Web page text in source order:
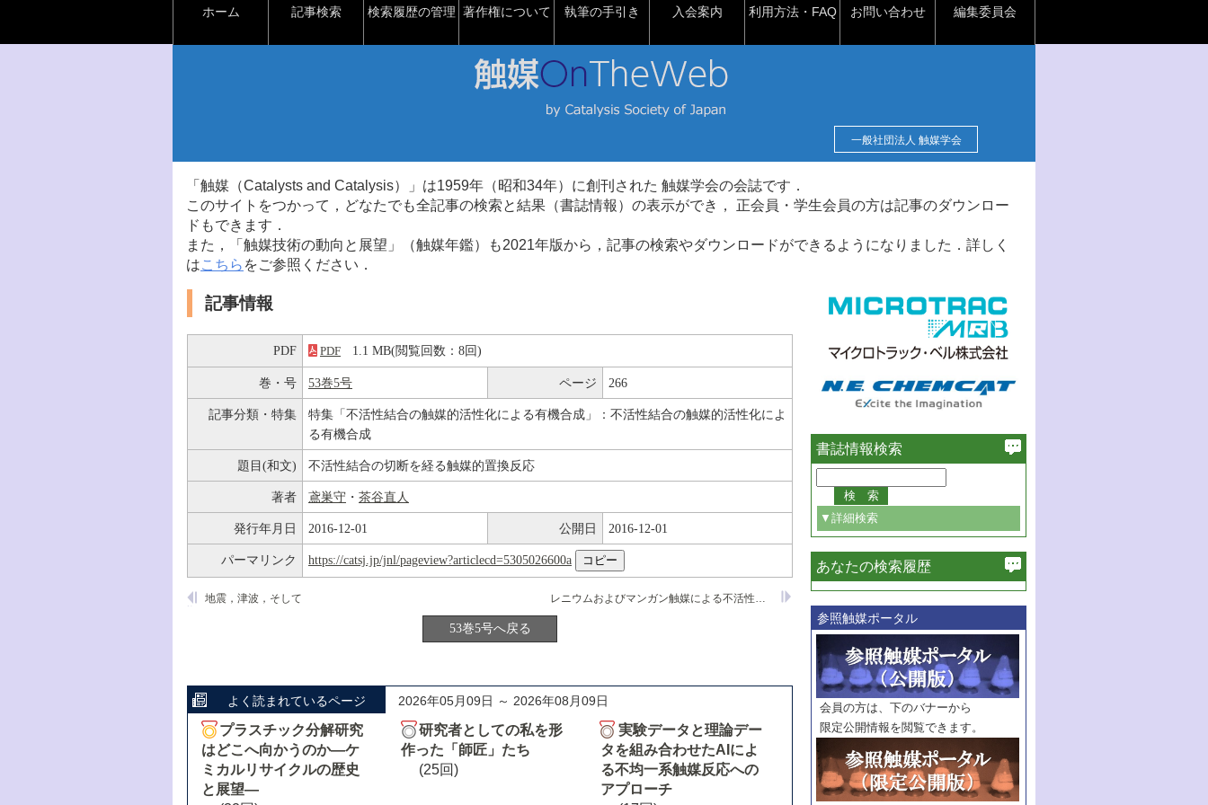
ホーム 記事検索 検索履歴の管理 著作権について 執筆の手引き 入会案内 利用方法・FAQ お問い合わせ 編集委員会
一般社団法人 触媒学会
「触媒（Catalysts and Catalysis）」は1959年（昭和34年）に創刊された 触媒学会の会誌です．
このサイトをつかって，どなたでも全記事の検索と結果（書誌情報）の表示ができ， 正会員・学生会員の方は記事のダウンロー
ドもできます．
また，「触媒技術の動向と展望」（触媒年鑑）も2021年版から，記事の検索やダウンロードができるようになりました．詳しく
はこちら をご参照ください．
記事情報
PDF PDF 1.1 MB(閲覧回数：8回)
巻・号 53巻5号 ページ 266
記事分類・特集
特集「不活性結合の触媒的活性化による有機合成」：不活性結合の触媒的活性化によ
る有機合成
題目(和文) 不活性結合の切断を経る触媒的置換反応
著者 鳶巣守 ・ 茶谷直人
発行年月日 2016-12-01 公開日 2016-12-01
パーマリンク https://catsj.jp/jnl/pageview?articlecd=5305026600a
レニウムおよびマンガン触媒による不活性結合の切断を利用する反応
地震，津波，そして
53巻5号へ戻る
よく読まれているページ 2026年05月09日 ～ 2026年08月09日
プラスチック分解研究
はどこへ向かうのか―ケ
ミカルリサイクルの歴史
と展望―
研究者としての私を形
作った「師匠」たち
(25回)
実験データと理論デー
タを組み合わせたAIによ
る不均一系触媒反応への
アプローチ
書誌情報検索
▼詳細検索
必ず含む
巻・号指定
巻
号
範囲指定
巻
号～
巻
号
触媒年鑑
年度
記事種別
マーク：
マークあり
あなたの検索履歴
参照触媒ポータル
会員の方は、下のバナーから
限定公開情報を閲覧できます。